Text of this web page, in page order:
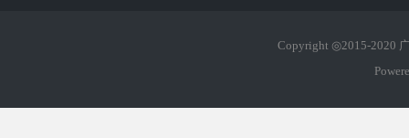
Copyright ◎2015-2020